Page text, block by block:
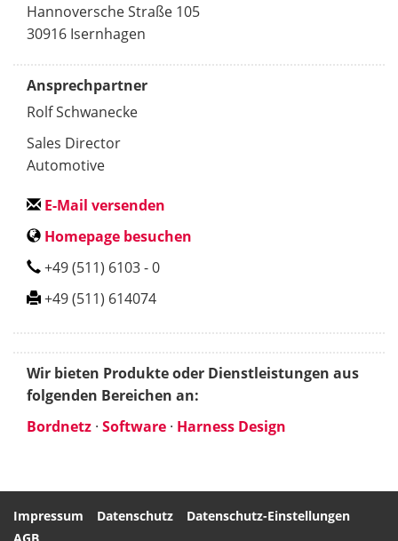
Hannoversche Straße 105
30916 Isernhagen
Ansprechpartner
Rolf Schwanecke
Sales Director
Automotive
E-Mail versenden
Homepage besuchen
+49 (511) 6103 - 0
+49 (511) 614074
Wir bieten Produkte oder Dienstleistungen aus
folgenden Bereichen an:
Bordnetz · Software · Harness Design
Impressum Datenschutz
Datenschutz-Einstellungen